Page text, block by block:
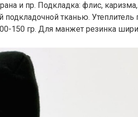
и пр. Подкладка: флис,
подкладочной тканью. Утеплитель
150 гр. Для манжет резинка